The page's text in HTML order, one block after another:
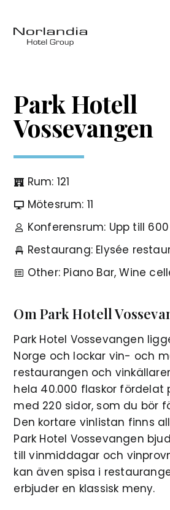
Park Hotell
Vossevangen
Rum: 121
Mötesrum: 11
Konferensrum: Upp till 600
Restaurang: Elysée
Other: Piano Bar, Wine
Om Park Hotell
Park Hotel Vossevangen
Norge och lockar vin- och
restaurangen och
hela 40.000 flaskor fördelat
med 220 sidor, som du bör
Den kortare vinlistan finns
Park Hotel Vossevangen
till vinmiddagar och
kan även spisa i
erbjuder en klassisk meny.